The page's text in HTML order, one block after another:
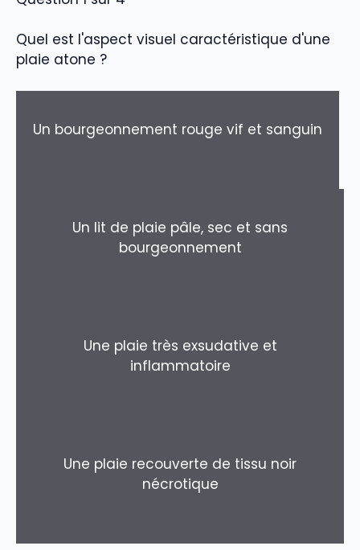
Quel est l'aspect visuel caractéristique d'une
plaie atone ?
Un bourgeonnement rouge vif et sanguin
Un lit de plaie pâle, sec et sans
bourgeonnement
Une plaie très exsudative et
inflammatoire
Une plaie recouverte de tissu noir
nécrotique